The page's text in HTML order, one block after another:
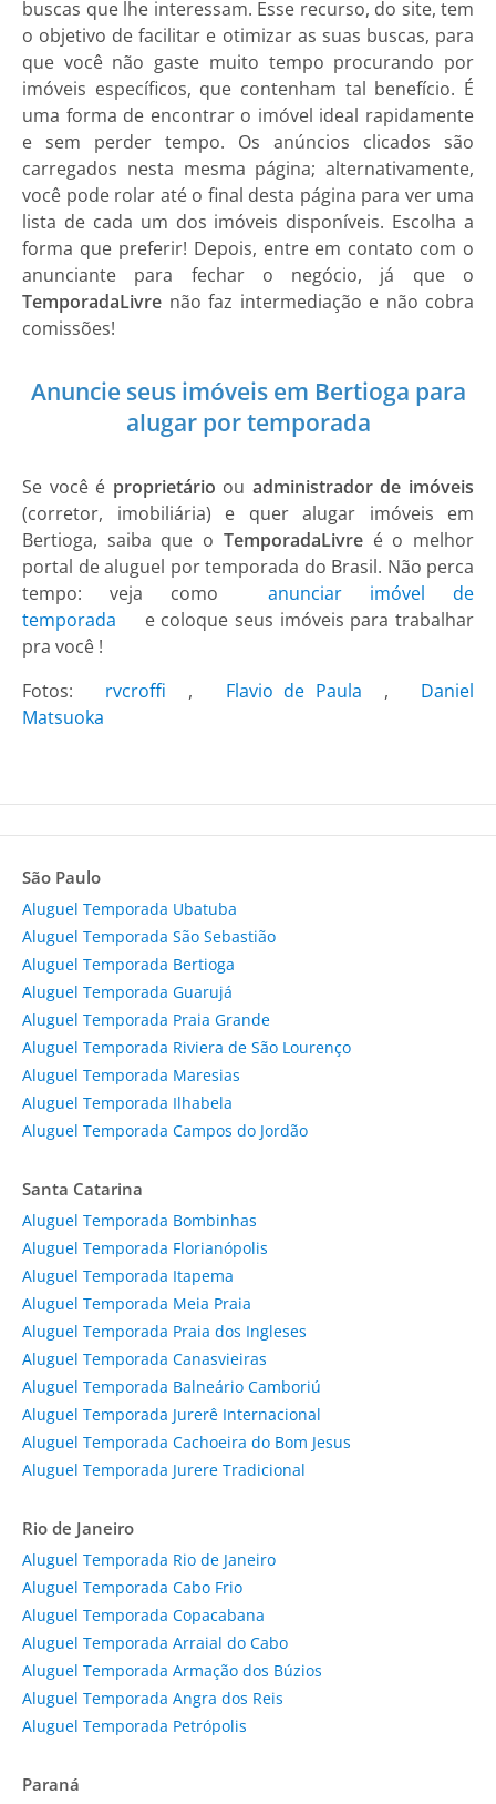
buscas que lhe interessam. Esse recurso, do site, tem
o objetivo de facilitar e otimizar as suas buscas, para
que você não gaste muito tempo procurando por
imóveis específicos, que contenham tal benefício. É
uma forma de encontrar o imóvel ideal rapidamente
e sem perder tempo. Os anúncios clicados são
carregados nesta mesma página; alternativamente,
você pode rolar até o final desta página para ver uma
lista de cada um dos imóveis disponíveis. Escolha a
forma que preferir! Depois, entre em contato com o
anunciante para fechar o negócio, já que o
TemporadaLivre não faz intermediação e não cobra
comissões!
Anuncie seus imóveis em Bertioga para
alugar por temporada
Se você é proprietário ou administrador de imóveis
(corretor, imobiliária) e quer alugar imóveis em
Bertioga, saiba que o TemporadaLivreé o melhor
portal de aluguel por temporada do Brasil. Não perca
tempo: veja como
anunciar imóvel de
temporada
e coloque seus imóveis para trabalhar
pra você !
Fotos:
rvcroffi , Flavio de Paula ,
Daniel
Matsuoka
São Paulo
Aluguel Temporada Ubatuba
Aluguel Temporada São Sebastião
Aluguel Temporada Bertioga
Aluguel Temporada Guarujá
Aluguel Temporada Praia Grande
Aluguel Temporada Riviera de São Lourenço
Aluguel Temporada Maresias
Aluguel Temporada Ilhabela
Aluguel Temporada Campos do Jordão
Santa Catarina
Aluguel Temporada Bombinhas
Aluguel Temporada Florianópolis
Aluguel Temporada Itapema
Aluguel Temporada Meia Praia
Aluguel Temporada Praia dos Ingleses
Aluguel Temporada Canasvieiras
Aluguel Temporada Balneário Camboriú
Aluguel Temporada Jurerê Internacional
Aluguel Temporada Cachoeira do Bom Jesus
Aluguel Temporada Jurere Tradicional
Rio de Janeiro
Aluguel Temporada Rio de Janeiro
Aluguel Temporada Cabo Frio
Aluguel Temporada Copacabana
Aluguel Temporada Arraial do Cabo
Aluguel Temporada Armação dos Búzios
Aluguel Temporada Angra dos Reis
Aluguel Temporada Petrópolis
Paraná